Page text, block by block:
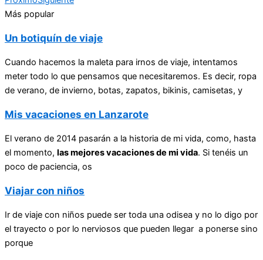
Más popular
Un botiquín de viaje
Cuando hacemos la maleta para irnos de viaje, intentamos
meter todo lo que pensamos que necesitaremos. Es decir, ropa
de verano, de invierno, botas, zapatos, bikinis, camisetas, y
Mis vacaciones en Lanzarote
El verano de 2014 pasarán a la historia de mi vida, como, hasta
el momento, las mejores vacaciones de mi vida. Si tenéis un
poco de paciencia, os
Viajar con niños
Ir de viaje con niños puede ser toda una odisea y no lo digo por
el trayecto o por lo nerviosos que pueden llegar a ponerse sino
porque